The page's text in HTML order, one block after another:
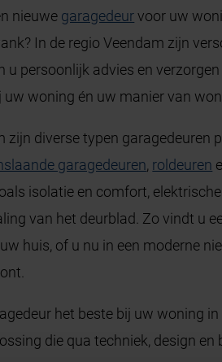
nieuwe garagedeurvoor uw
In de regio Veendam zijn
u persoonlijk advies en
uw woning én uw manier van
zijn diverse typen garagedeuren
garagedeuren, roldeuren
isolatie en comfort,
van het deurblad. Zo vindt u
huis, of u nu in een moderne
het beste bij uw woning
die qua techniek, design